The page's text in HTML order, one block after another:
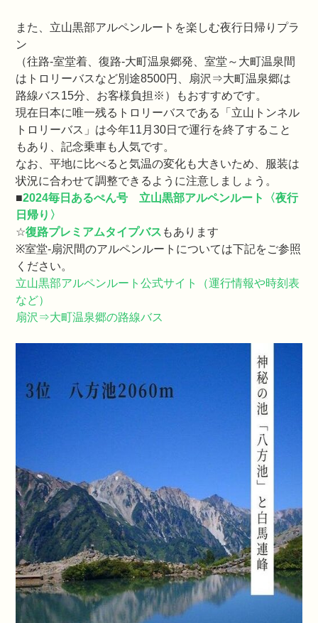
また、立山黒部アルペンルートを楽しむ夜行日帰りプラ
ン
（往路-室堂着、復路-大町温泉郷発、室堂～大町温泉間
はトロリーバスなど別途8500円、扇沢⇒大町温泉郷は
路線バス15分、お客様負担※）もおすすめです。
現在日本に唯一残るトロリーバスである「立山トンネル
トロリーバス」は今年11月30日で運行を終了すること
もあり、記念乗車も人気です。
なお、平地に比べると気温の変化も大きいため、服装は
状況に合わせて調整できるように注意しましょう。
■2024毎日あるぺん号 立山黒部アルペンルート〈夜行
日帰り〉
☆復路プレミアムタイプバス もあります
※室堂-扇沢間のアルペンルートについては下記をご参照
ください。
立山黒部アルペンルート公式サイト（運行情報や時刻表
など）
扇沢⇒大町温泉郷の路線バス